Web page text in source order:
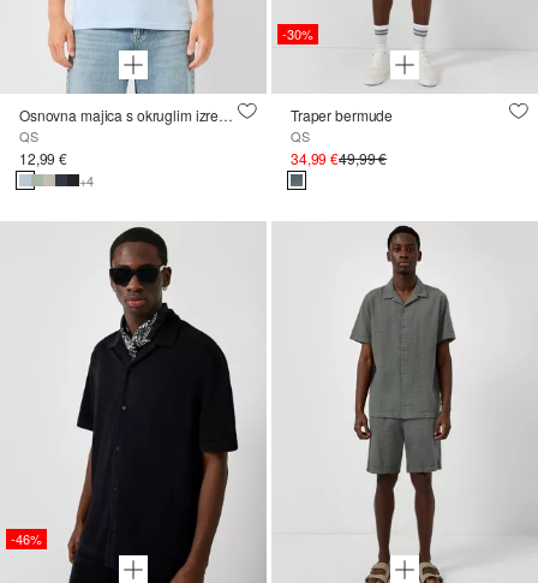
Osnovna majica s okruglim izrezom i logotipom
QS
12,99 €
+4
-30%
Traper bermude
QS
34,99 €49,99 €
-46%